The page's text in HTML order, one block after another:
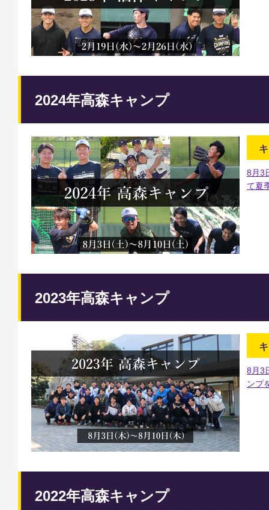
2024年高森キャンプ
8月3
て夏
2023年高森キャンプ
8月3
ンプ
2022年高森キャンプ